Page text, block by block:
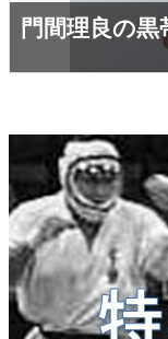
門間理良の黒